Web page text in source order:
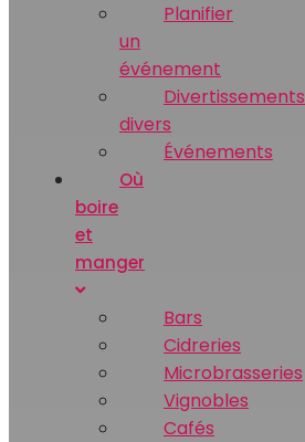
Planifier
un
événement
Divertissements
divers
Événements
Où
boire
et
manger
Bars
Cidreries
Microbrasseries
Vignobles
Cafés